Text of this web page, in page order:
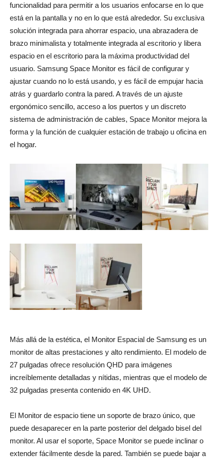
funcionalidad para permitir a los usuarios enfocarse en lo que
está en la pantalla y no en lo que está alrededor. Su exclusiva
solución integrada para ahorrar espacio, una abrazadera de
brazo minimalista y totalmente integrada al escritorio y libera
espacio en el escritorio para la máxima productividad del
usuario. Samsung Space Monitor es fácil de configurar y
ajustar cuando no lo está usando, y es fácil de empujar hacia
atrás y guardarlo contra la pared. A través de un ajuste
ergonómico sencillo, acceso a los puertos y un discreto
sistema de administración de cables, Space Monitor mejora la
forma y la función de cualquier estación de trabajo u oficina en
el hogar.
Más allá de la estética, el Monitor Espacial de Samsung es un
monitor de altas prestaciones y alto rendimiento. El modelo de
27 pulgadas ofrece resolución QHD para imágenes
increíblemente detalladas y nítidas, mientras que el modelo de
32 pulgadas presenta contenido en 4K UHD.
El Monitor de espacio tiene un soporte de brazo único, que
puede desaparecer en la parte posterior del delgado bisel del
monitor. Al usar el soporte, Space Monitor se puede inclinar o
extender fácilmente desde la pared. También se puede bajar a